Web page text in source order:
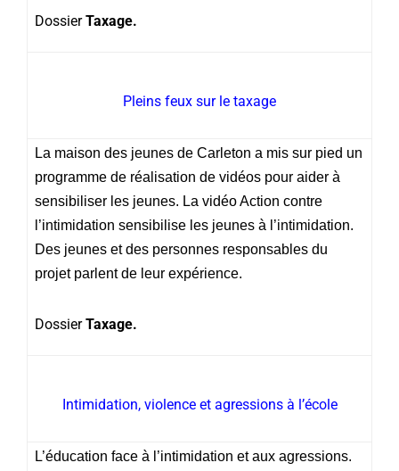
DossierTaxage.
Pleins feux sur le taxage
La maison des jeunes de Carleton a mis sur pied un
programme de réalisation de vidéos pour aider à
sensibiliser les jeunes. La vidéo Action contre
l’intimidation sensibilise les jeunes à l’intimidation.
Des jeunes et des personnes responsables du
projet parlent de leur expérience.
DossierTaxage.
Intimidation, violence et agressions à l’école
L’éducation face à l’intimidation et aux agressions.